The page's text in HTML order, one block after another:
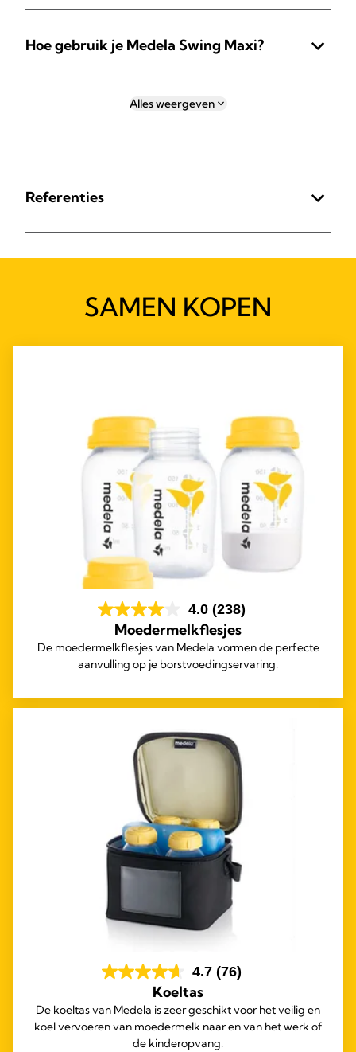
Hoe gebruik je Medela Swing Maxi?
Alles weergeven
Referenties
SAMEN KOPEN
4.0 (238)
Moedermelkflesjes
De moedermelkflesjes van Medela vormen de perfecte
aanvulling op je borstvoedingservaring.
4.7 (76)
Koeltas
De koeltas van Medela is zeer geschikt voor het veilig en
koel vervoeren van moedermelk naar en van het werk of
de kinderopvang.